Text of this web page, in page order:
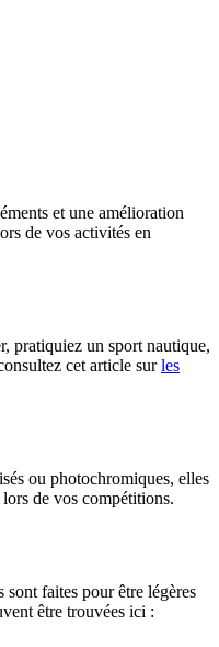
et une amélioration
de vos activités en
pratiquiez un sport nautique,
cet article surles
ou photochromiques, elles
de vos compétitions.
sont faites pour être légères
être trouvées ici :